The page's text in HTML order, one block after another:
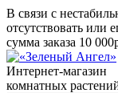
В связи с
отсутствовать или
сумма заказа 10
Интернет-магазин
комнатных